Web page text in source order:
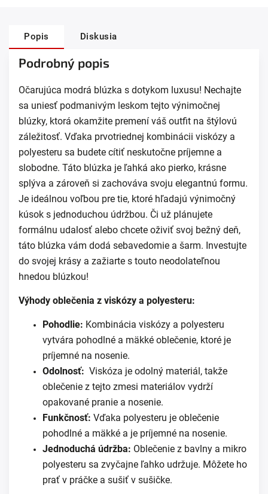
Popis Diskusia
Podrobný popis
Očarujúca modrá blúzka s dotykom luxusu! Nechajte
sa uniesť podmanivým leskom tejto výnimočnej
blúzky, ktorá okamžite premení váš outfit na štýlovú
záležitosť. Vďaka prvotriednej kombinácii viskózy a
polyesteru sa budete cítiť neskutočne príjemne a
slobodne. Táto blúzka je ľahká ako pierko, krásne
splýva a zároveň si zachováva svoju elegantnú formu.
Je ideálnou voľbou pre tie, ktoré hľadajú výnimočný
kúsok s jednoduchou údržbou. Či už plánujete
formálnu udalosť alebo chcete oživiť svoj bežný deň,
táto blúzka vám dodá sebavedomie a šarm. Investujte
do svojej krásy a zažiarte s touto neodolateľnou
hnedou blúzkou!
Výhody oblečenia z viskózy a polyesteru:
Pohodlie: Kombinácia viskózy a polyesteru
vytvára pohodlné a mäkké oblečenie, ktoré je
príjemné na nosenie.
Odolnosť: Viskóza je odolný materiál, takže
oblečenie z tejto zmesi materiálov vydrží
opakované pranie a nosenie.
Funkčnosť: Vďaka polyesteru je oblečenie
pohodlné a mäkké a je príjemné na nosenie.
Jednoduchá údržba: Oblečenie z bavlny a mikro
polyesteru sa zvyčajne ľahko udržuje. Môžete ho
prať v práčke a sušiť v sušičke.